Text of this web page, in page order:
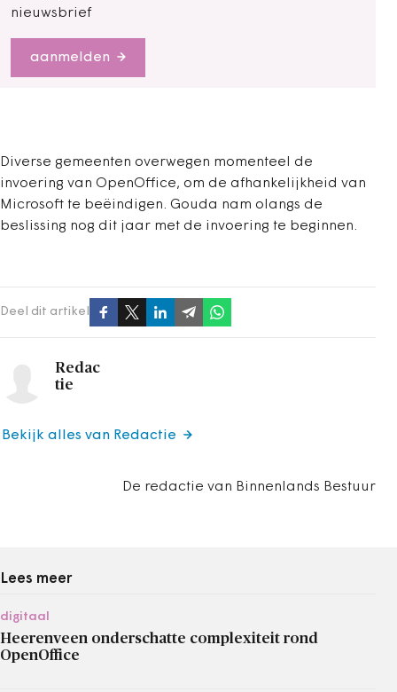
nieuwsbrief
aanmelden
Diverse gemeenten overwegen momenteel de
invoering van OpenOffice, om de afhankelijkheid van
Microsoft te beëindigen. Gouda nam olangs de
beslissing nog dit jaar met de invoering te beginnen.
Deel dit artikel
Redac
tie
De redactie van Binnenlands Bestuur
Bekijk alles van Redactie
Lees meer
digitaal
Heerenveen onderschatte complexiteit rond
OpenOffice